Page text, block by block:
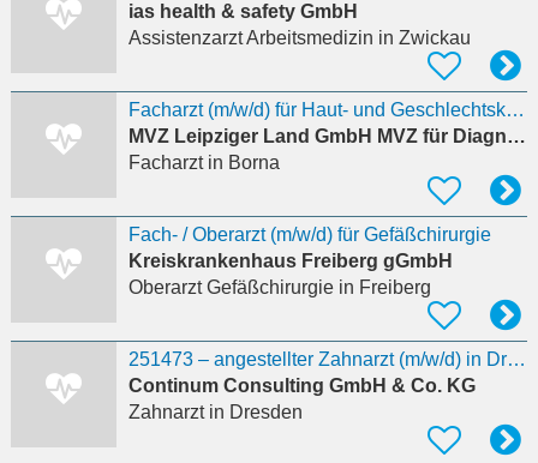
ias health & safety GmbH
Assistenzarzt Arbeitsmedizin in Zwickau
Facharzt (m/w/d) für Haut- und Geschlechtskrankheiten
MVZ Leipziger Land GmbH MVZ für Diagnostik und Therapie LL
Facharztin Borna
Fach- / Oberarzt (m/w/d) für Gefäßchirurgie
Kreiskrankenhaus Freiberg gGmbH
Oberarzt Gefäßchirurgiein Freiberg
251473 – angestellter Zahnarzt (m/w/d) in Dresden gesucht
Continum Consulting GmbH & Co. KG
Zahnarztin Dresden